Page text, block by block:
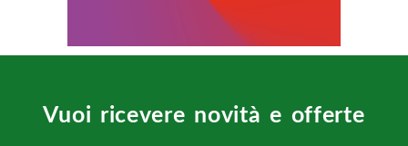
Vuoi ricevere novità e offerte